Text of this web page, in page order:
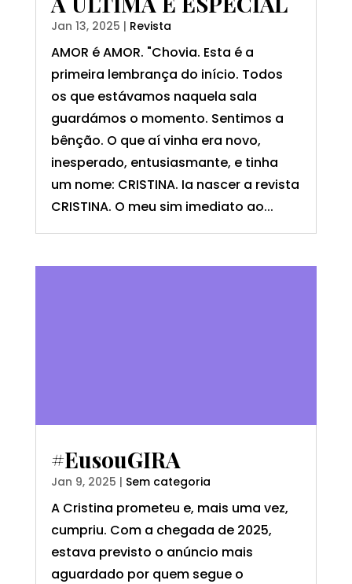
Jan 13, 2025 | Revista
AMOR é AMOR. "Chovia. Esta é a
primeira lembrança do início. Todos
os que estávamos naquela sala
guardámos o momento. Sentimos a
bênção. O que aí vinha era novo,
inesperado, entusiasmante, e tinha
um nome: CRISTINA. Ia nascer a revista
CRISTINA. O meu sim imediato ao...
#eusouGIRA
Jan 9, 2025 | Sem categoria
A Cristina prometeu e, mais uma vez,
cumpriu. Com a chegada de 2025,
estava previsto o anúncio mais
aguardado por quem segue o